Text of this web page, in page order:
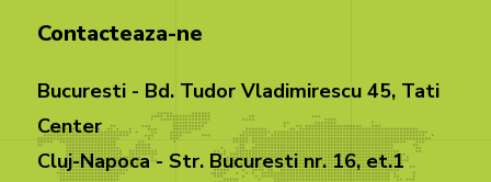
Contacteaza-ne
Bucuresti - Bd. Tudor Vladimirescu 45, Tati
Center
Cluj-Napoca - Str. Bucuresti nr. 16, et.1